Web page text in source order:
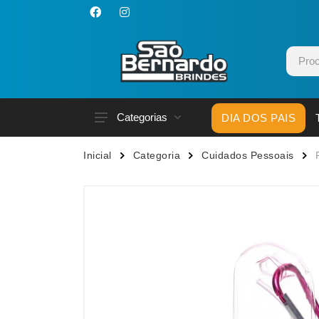
Categorias
Acessórios p/ Celular
Cooler
DIA DOS PAIS
Inicial Categoria Cuidados Pessoais